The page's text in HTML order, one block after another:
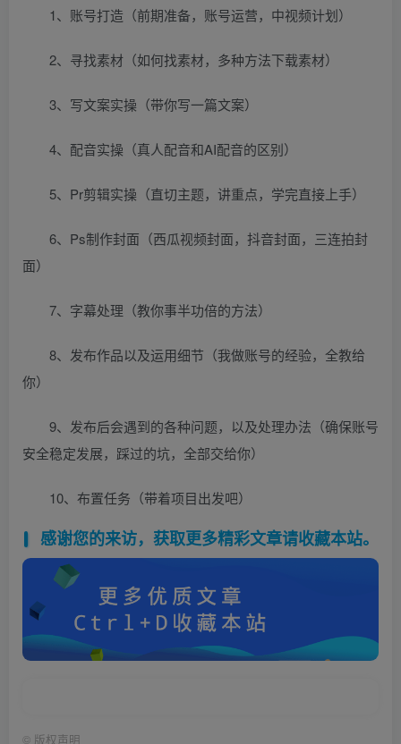
1、账号打造（前期准备，账号运营，中视频计划）
2、寻找素材（如何找素材，多种方法下载素材）
3、写文案实操（带你写一篇文案）
4、配音实操（真人配音和AI配音的区别）
5、Pr剪辑实操（直切主题，讲重点，学完直接上手）
6、Ps制作封面（西瓜视频封面，抖音封面，三连拍封
面）
7、字幕处理（教你事半功倍的方法）
8、发布作品以及运用细节（我做账号的经验，全教给
你）
9、发布后会遇到的各种问题，以及处理办法（确保账号
安全稳定发展，踩过的坑，全部交给你）
10、布置任务（带着项目出发吧）
感谢您的来访，获取更多精彩文章请收藏本站。
© 版权声明